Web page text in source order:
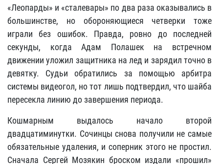
«Леопарды» и «сталевары» по два раза оказывались в
большинстве, но обороняющиеся четверки тоже
играли без ошибок. Правда, ровно до последней
секунды, когда Адам Полашек на встречном
движении уложил защитника на лед и зарядил точно в
девятку. Судьи обратились за помощью арбитра
системы видеогол, но тот лишь подтвердил, что шайба
пересекла линию до завершения периода.
Кошмарным выдалось начало второй
двадцатиминутки. Сочинцы снова получили не самые
обязательные удаления, и соперник этого не простил.
Сначала Сергей Мозякин броском издали «прошил»